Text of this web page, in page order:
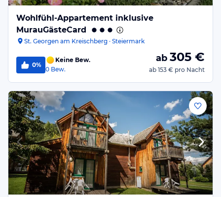
Wohlfühl-Appartement inklusive
MurauGästeCard
St. Georgen am Kreischberg · Steiermark
0%
Keine Bew.
0 Bew.
ab 305 €
ab 153 € pro Nacht